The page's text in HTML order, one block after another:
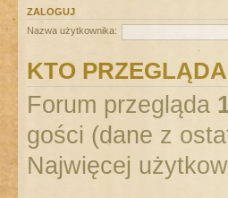
ZALOGUJ
Nazwa użytkownika:
KTO
Forum przegląda
gości (dane z
Najwięcej